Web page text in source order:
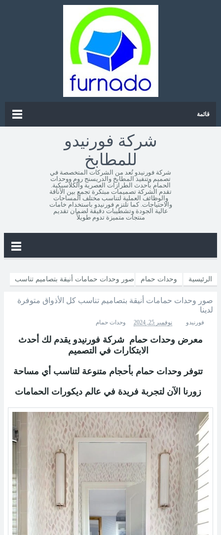
قائمة
شركة فورنيدو
للمطابخ
شركة فورنيدو تُعد من الشركات المتخصصة في
تصميم وتنفيذ المطابخ والدريسنج روم ووحدات
الحمام بأحدث الطرازات العصرية والكلاسيكية.
تقدم الشركة تصميمات مبتكرة تجمع بين الأناقة
والوظائف العملية لتناسب مختلف المساحات
والاحتياجات. كما تلتزم فورنيدو باستخدام خامات
عالية الجودة وتشطيبات دقيقة لضمان تقديم
منتجات متميزة تدوم طويلاً
الرئيسية وحدات حمام صور وحدات حمامات أنيقة بتصاميم تناسب
كل الأذواق متوفرة لدينا
صور وحدات حمامات أنيقة بتصاميم تناسب كل الأذواق متوفرة
لدينا
فورنيدو نوفمبر 25, 2024 وحدات حمام
معرض وحدات حمام شركة فورنيدو يقدم لك أحدث
تتوفر وحدات حمام بأحجام متنوعة لتناسب أي مساحة